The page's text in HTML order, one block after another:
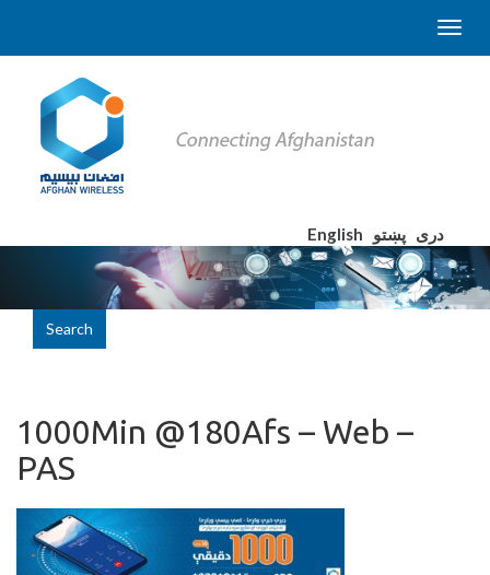
English دری پښتو
Search
1000Min @180Afs – Web –
PAS